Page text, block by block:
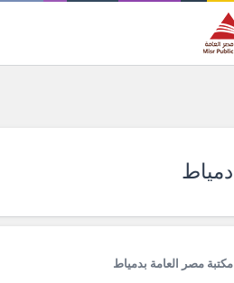
دمياط
مكتبة مصر العامة بدمياط